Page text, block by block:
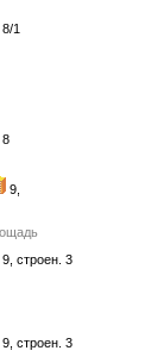
1
8
9,
строен. 3
строен. 3